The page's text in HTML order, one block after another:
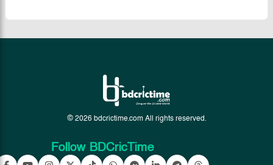
© 2026 bdcrictime.com All rights reserved.
Follow BDCricTime